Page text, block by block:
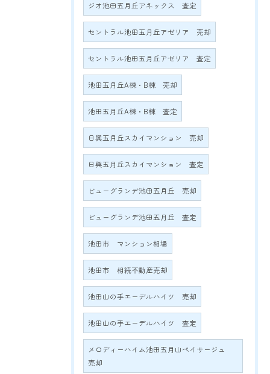
ジオ池田五月丘アネックス 査定
セントラル池田五月丘アゼリア 売却
セントラル池田五月丘アゼリア 査定
池田五月丘A棟・B棟 売却
池田五月丘A棟・B棟 査定
日興五月丘スカイマンション 売却
日興五月丘スカイマンション 査定
ビューグランデ池田五月丘 売却
ビューグランデ池田五月丘 査定
池田市 マンション相場
池田市 相続不動産売却
池田山の手エーデルハイツ 売却
池田山の手エーデルハイツ 査定
メロディーハイム池田五月山ペイサージュ
売却